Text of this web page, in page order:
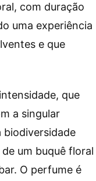
com duração
uma experiência
e que
que
a singular
biodiversidade
um buquê floral
O perfume é